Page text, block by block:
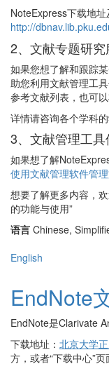
NoteExpress下载地址
http://
2、文献专题研究
如果您想了解和跟踪
助您利用文献管理工
参考文献列表，也可
详情请咨询各个学科的
3、文献管理工具
如果想了解
使用文献管理软件管
想要了解更多内容，
的功能与使用”
语言 Chinese,
English
EndNote
EndNote是Clarivate
下载地址： 北京大学
方，或者“下载中心”